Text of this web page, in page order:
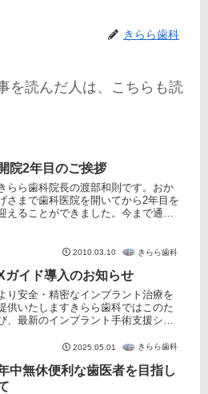
きらら歯科
を読んだ人は、こちらも読
院2年目のご挨拶
らら歯科院長の渡部和則です。おか
さまで歯科医院を開いてから2年目を
えることができました。今まで通院
りがとうございます。今後ともより良
...
2010.03.10 きらら歯科
ガイド導入のお知らせ
り安全・精密なインプラント治療を
供いたしますきらら歯科ではこのた
、最新のインプラント手術支援シス
導入いたしました。Xガイドは、インプ
に行うためのナビゲーションシス...
2025.05.01 きらら歯科
中無休便利な歯医者を目指し